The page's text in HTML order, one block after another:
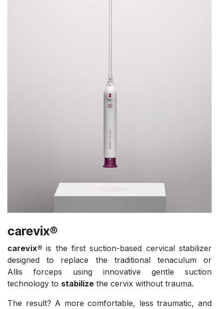
carevix®
carevix®is the first suction-based cervical stabilizer
designed to replace the traditional tenaculum or
Allis forceps using innovative gentle suction
technology to stabilize the cervix without trauma.
The result? A more comfortable, less traumatic, and